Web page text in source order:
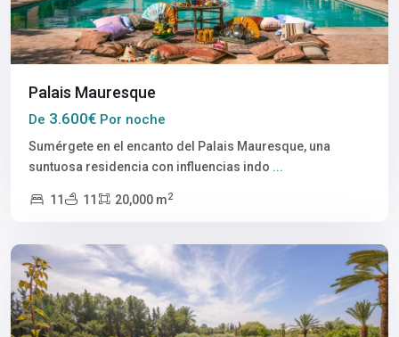
Palais Mauresque
De 3.600€ Por noche
Sumérgete en el encanto del Palais Mauresque, una
suntuosa residencia con influencias indo ...
11 11 20,000 m2